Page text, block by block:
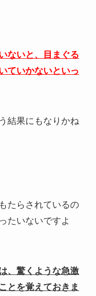
ないと、目まぐる
ていかないといっ
結果にもなりかね
たらされているの
たいないですよ
、驚くような急激
とを覚えておきま